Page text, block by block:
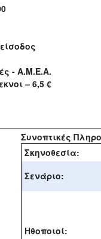
είσοδος
- Α.Μ.Ε.Α.
– 6,5 €
Συνοπτικές
Σκηνοθεσία:
Σενάριο:
Ηθοποιοί: